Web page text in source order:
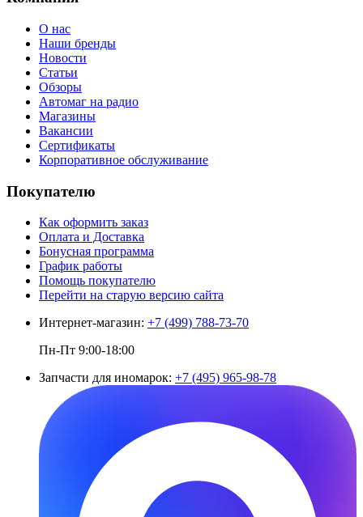
О нас
Наши бренды
Новости
Статьи
Обзоры
Автомаг на радио
Магазины
Вакансии
Сертификаты
Корпоративное обслуживание
Покупателю
Как оформить заказ
Оплата и Доставка
Бонусная программа
График работы
Помощь покупателю
Перейти на старую версию сайта
Интернет-магазин: +7 (499) 788-73-70
Пн-Пт 9:00-18:00
Запчасти для иномарок: +7 (495) 965-98-78